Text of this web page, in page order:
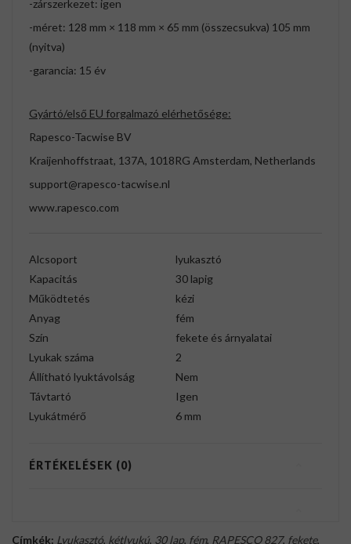
-zárszerkezet: igen
-méret: 128 mm × 118 mm × 65 mm (összecsukva) 105 mm
(nyitva)
-garancia: 15 év
Gyártó/első EU forgalmazó elérhetősége:
Rapesco-Tacwise BV
Kraijenhoffstraat, 137A, 1018RG Amsterdam, Netherlands
support@rapesco-tacwise.nl
www.rapesco.com
Alcsoport
lyukasztó
Kapacitás
30 lapig
Működtetés
kézi
Anyag
fém
Szín
fekete és árnyalatai
Lyukak száma
2
Állítható lyuktávolság
Nem
Távtartó
Igen
Lyukátmérő
6 mm
ÉRTÉKELÉSEK (0)
Címkék: Lyukasztó, kétlyukú, 30 lap, fém, RAPESCO 827, fekete,